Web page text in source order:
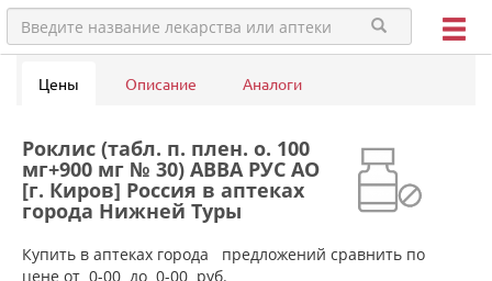
Цены Описание Аналоги
Роклис (табл. п. плен. о. 100
мг+900 мг № 30) АВВА РУС АО
[г. Киров] Россия в аптеках
города Нижней Туры
Купить в аптеках города
предложений сравнить по
цене от 0-00 до 0-00 руб.